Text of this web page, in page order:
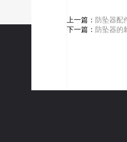
上一篇： 防坠器配
下一篇： 防坠器的